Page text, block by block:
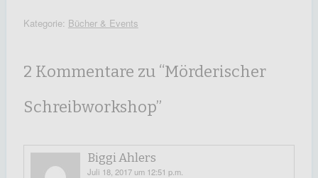
Kategorie: Bücher & Events
2 Kommentare zu “Mörderischer
Schreibworkshop”
Biggi Ahlers
Juli 18, 2017 um 12:51 p.m.